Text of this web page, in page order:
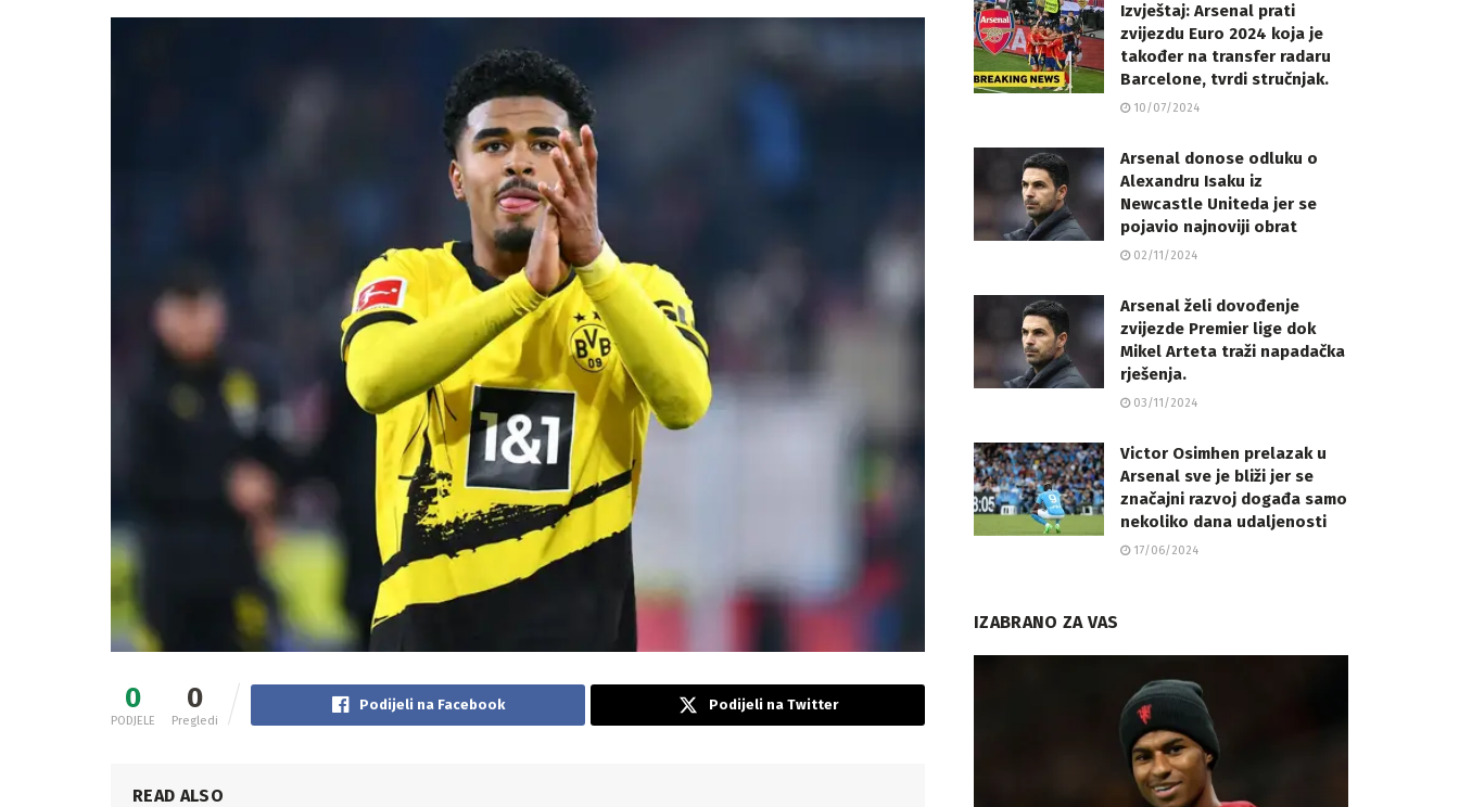
0
PODJELE
0
Pregledi
Podijeli na Facebook Podijeli na Twitter
READ ALSO
Izvještaj: Arsenal prati
zvijezdu Euro 2024 koja je
također na transfer radaru
Barcelone, tvrdi stručnjak.
10/07/2024
Arsenal donose odluku o
Alexandru Isaku iz
Newcastle Uniteda jer se
pojavio najnoviji obrat
02/11/2024
Arsenal želi dovođenje
zvijezde Premier lige dok
Mikel Arteta traži napadačka
rješenja.
03/11/2024
Victor Osimhen prelazak u
Arsenal sve je bliži jer se
značajni razvoj događa samo
nekoliko dana udaljenosti
17/06/2024
IZABRANO ZA VAS